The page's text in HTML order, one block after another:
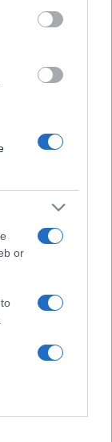
or
or
pénteken 16
óra, a
is
ideje alatt